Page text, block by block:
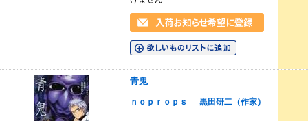
青鬼
ｎｏｐｒｏｐｓ 黒田研二（作家）